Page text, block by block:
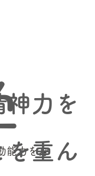
能力を身
神力を
を重ん